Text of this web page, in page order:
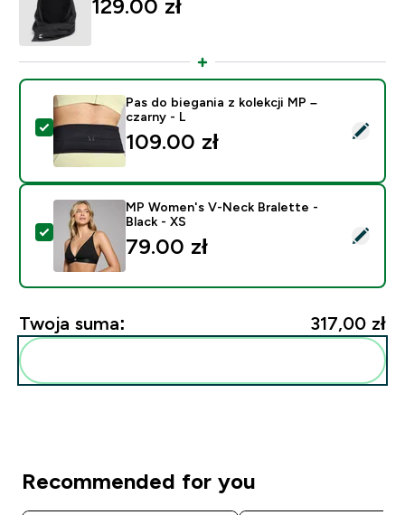
129.00 zł‎
Wybierz ten produkt - Pas do biegania z kolekcji MP –
Pas do biegania z kolekcji MP –
czarny - L
109.00 zł‎
Wybierz ten produkt - MP Women's V-Neck Bralette -
MP Women's V-Neck Bralette -
Black - XS
79.00 zł‎
Twoja suma: 317,00 zł‎
Recommended for you